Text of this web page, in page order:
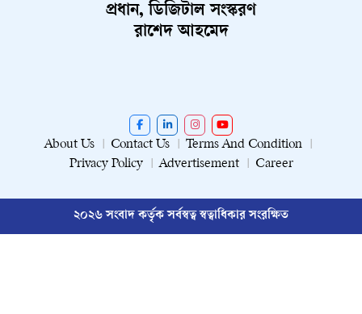
প্রধান, ডিজিটাল সংস্করণ
রাশেদ আহমেদ
About Us Contact Us
Terms And Condition
Privacy Policy
Advertisement Career
২০২৬ সংবাদ কর্তৃক সর্বস্বত্ব স্বত্বাধিকার সংরক্ষিত